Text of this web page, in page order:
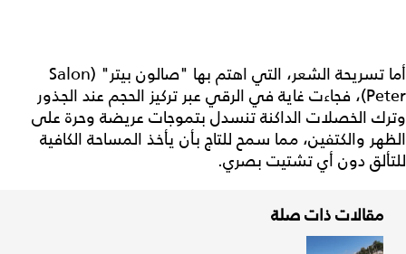
أما تسريحة الشعر، التي اهتم بها "صالون بيتر" (Salon
Peter)، فجاءت غاية في الرقي عبر تركيز الحجم عند الجذور
وترك الخصلات الداكنة تنسدل بتموجات عريضة وحرة على
الظهر والكتفين، مما سمح للتاج بأن يأخذ المساحة الكافية
للتألق دون أي تشتيت بصري.
مقالات ذات صلة